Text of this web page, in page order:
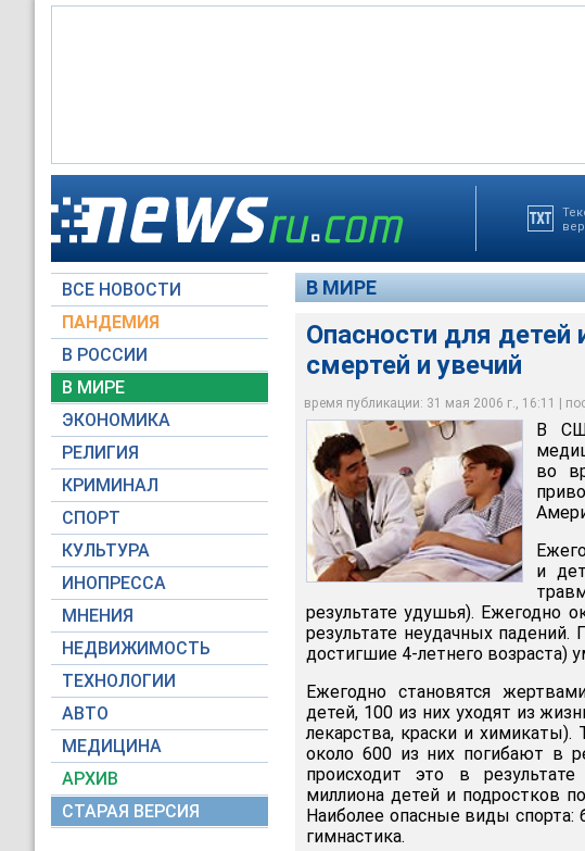
ВСЕ НОВОСТИ
ПАНДЕМИЯ
В РОССИИ
В МИРЕ
ЭКОНОМИКА
РЕЛИГИЯ
КРИМИНАЛ
СПОРТ
КУЛЬТУРА
ИНОПРЕССА
МНЕНИЯ
НЕДВИЖИМОСТЬ
ТЕХНОЛОГИИ
АВТО
МЕДИЦИНА
АРХИВ
СТАРАЯ ВЕРСИЯ
В МИРЕ
Опасности для
смертей и увечий
время публикации: 31 мая 2006 г., 16:11 |
В США ежегодно 500 тысяч
в результате получения травм
Архив NEWSru.com
В
во
и
результате удушья). Ежегодно
результате неудачных
достигшие 4-летнего возраста)
Ежегодно становятся
детей, 100 из них уходят из
лекарства, краски и
около 600 из них погибают в
происходит это в
миллиона детей и подростков
Наиболее опасные виды спорта:
гимнастика.